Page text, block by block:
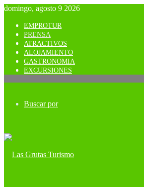
domingo, agosto 9 2026
EMPROTUR
PRENSA
ATRACTIVOS
ALOJAMIENTO
GASTRONOMIA
EXCURSIONES
Buscar por